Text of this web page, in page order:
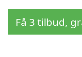
Få 3 tilbud,